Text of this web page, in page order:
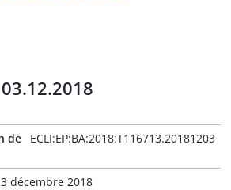
de
ECLI:EP:BA:2018:T116713.20181203
3 décembre 2018